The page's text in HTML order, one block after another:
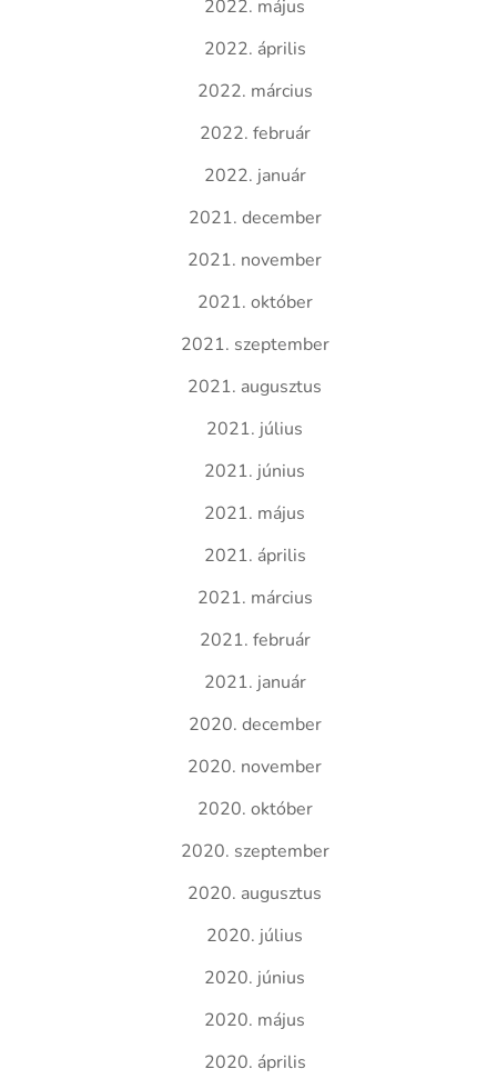
2022. május
2022. április
2022. március
2022. február
2022. január
2021. december
2021. november
2021. október
2021. szeptember
2021. augusztus
2021. július
2021. június
2021. május
2021. április
2021. március
2021. február
2021. január
2020. december
2020. november
2020. október
2020. szeptember
2020. augusztus
2020. július
2020. június
2020. május
2020. április